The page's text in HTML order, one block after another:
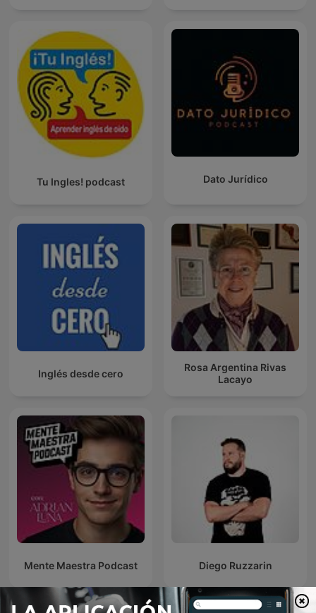
Tu Ingles! podcast Dato Jurídico
Inglés desde cero
Rosa Argentina Rivas
Lacayo
Mente Maestra Podcast Diego Ruzzarin